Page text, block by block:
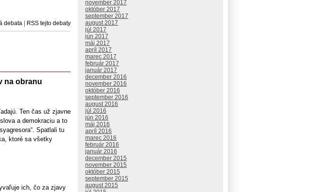
debata | RSS tejto debaty
na obranu
Ten čas už zjavne
a demokraciu a to
Spatlali tu
ktoré sa všetky
ich, čo za zjavy
november 2017
október 2017
september 2017
august 2017
júl 2017
jún 2017
máj 2017
apríl 2017
marec 2017
február 2017
január 2017
december 2016
november 2016
október 2016
september 2016
august 2016
júl 2016
jún 2016
máj 2016
apríl 2016
marec 2016
február 2016
január 2016
december 2015
november 2015
október 2015
september 2015
august 2015